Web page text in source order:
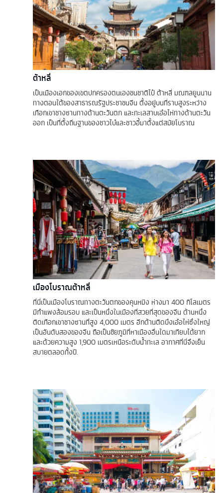
ต้าหลี่
เป็นเมืองเอกของเขตปกครองตนเองชนชาติไป๋ ต้าหลี่ มณฑลยูนนาน
ทางตอนใต้ของสาธารณรัฐประชาชนจีน ตั้งอยู่บนที่ราบสูงระหว่าง
เทือกเขาชางซานทางด้านตะวันตก และทะเลสาบเอ๋อไห่ทางด้านตะวัน
ออก เป็นที่ตั้งถิ่นฐานของชาวไบ๋และชาวอี้มาตั้งแต่สมัยโบราณ
เมืองโบราณต้าหลี่
ที่นี่เป็นเมืองโบราณทางตะวันตกของคุนหมิง ห่างมา 400 กิโลเมตร
มีกำแพงล้อมรอบ และเป็นหนึ่งในเมืองที่สวยที่สุดของจีน ด้านหนึ่ง
ติดเทือกเขาชางซานที่สูง 4,000 เมตร อีกด้านติดบึงเอ๋อไห่ซึ่งใหญ่
เป็นอันดับสองของจีน ถือเป็นชัยภูมิที่หาเมืองอื่นใดมาเทียบได้ยาก
และด้วยความสูง 1,900 เมตรเหนือระดับน้ำทะเล อากาศที่นี่จึงเย็น
สบายตลอดทั้งปี.